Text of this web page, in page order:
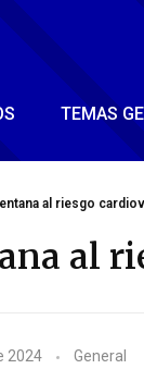
TEMAS
al riesgo
al
2024 General